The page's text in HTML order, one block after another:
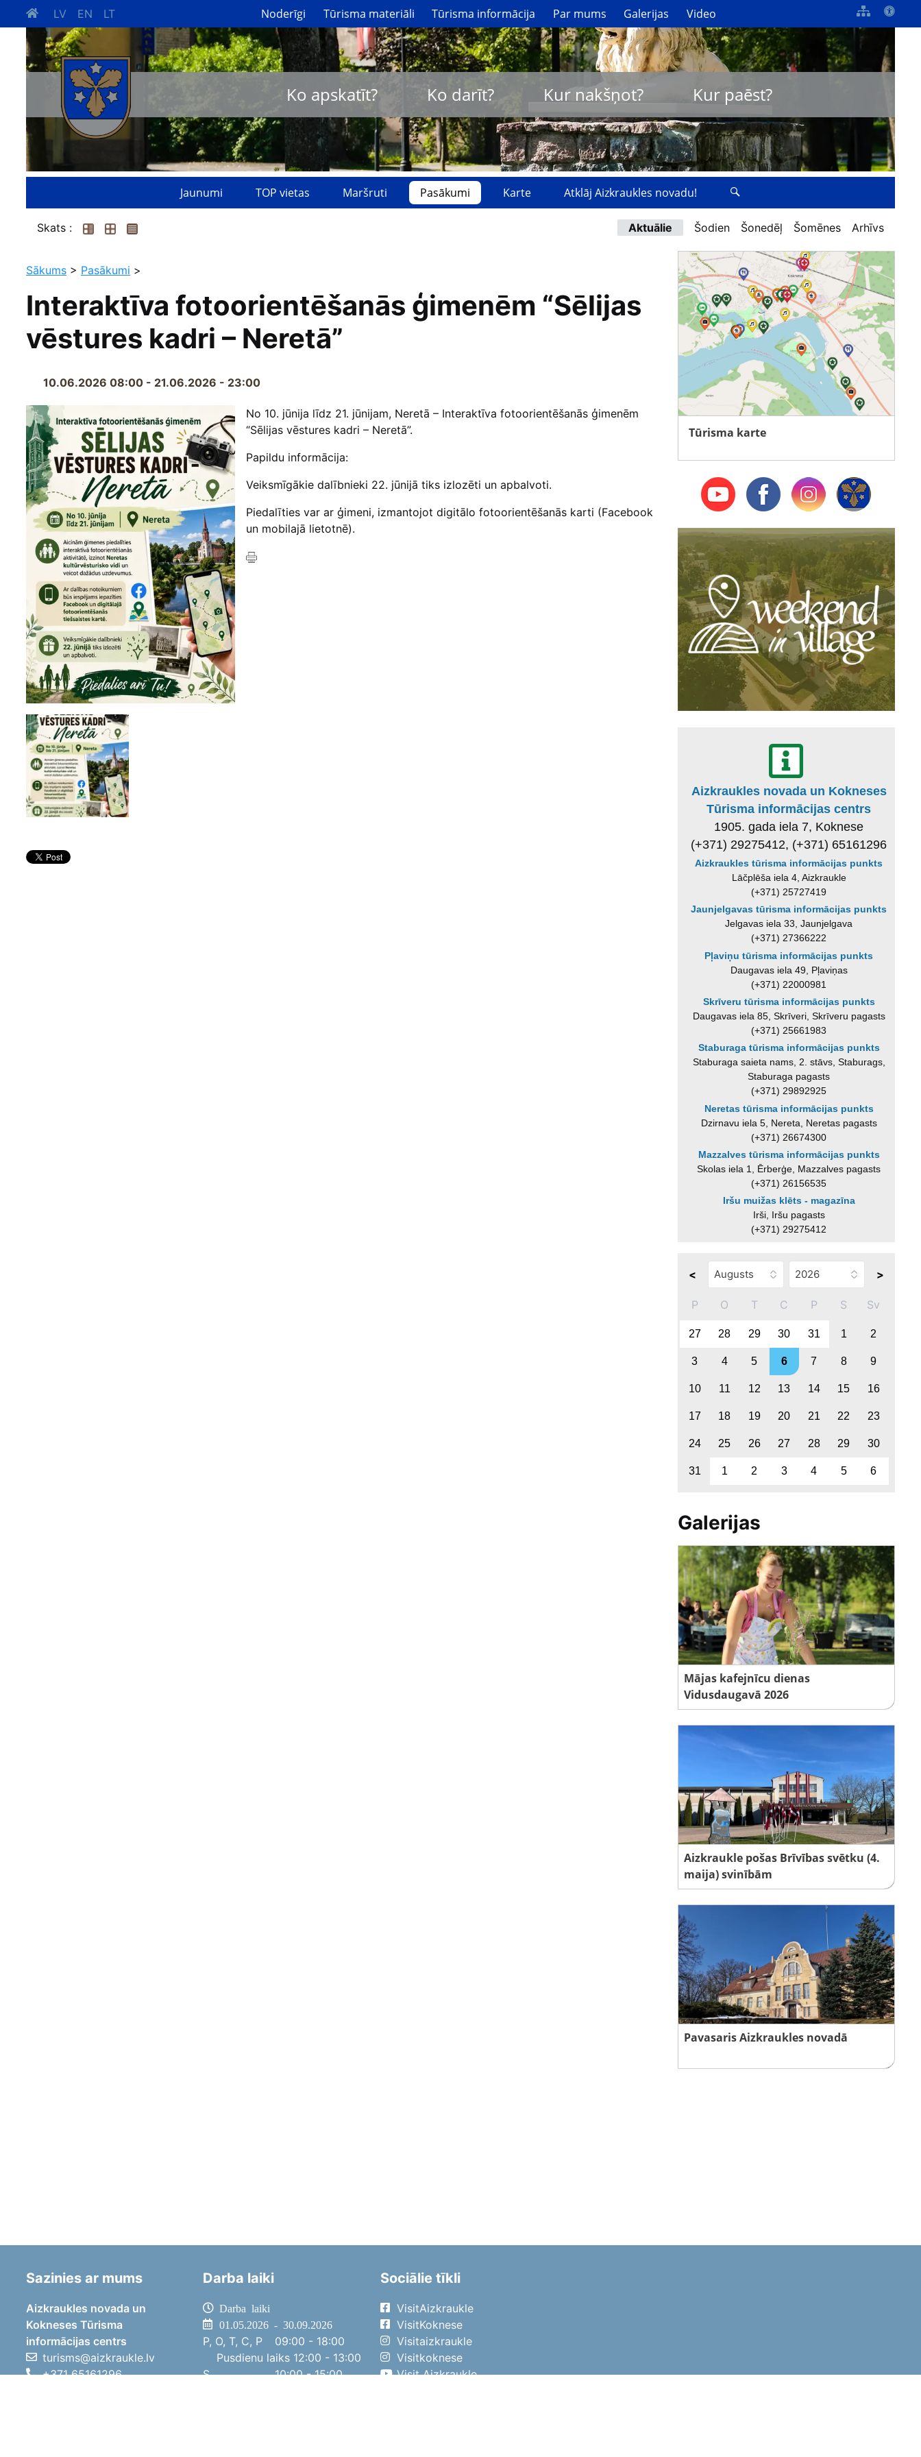
LV EN LT Noderīgi Tūrisma materiāli Tūrisma informācija Par mums Galerijas Video
Ko apskatīt? Ko darīt? Kur nakšņot? Kur paēst?
Jaunumi TOP vietas Maršruti Pasākumi Karte Atklāj Aizkraukles novadu!
Skats : Aktuālie Šodien Šonedēļ Šomēnes Arhīvs
Sākums > Pasākumi >
Interaktīva fotoorientēšanās ģimenēm “Sēlijas
vēstures kadri – Neretā”
10.06.2026 08:00 - 21.06.2026 - 23:00
No 10. jūnija līdz 21. jūnijam, Neretā – Interaktīva fotoorientēšanās ģimenēm
“Sēlijas vēstures kadri – Neretā”.
Papildu informācija:
Veiksmīgākie dalībnieki 22. jūnijā tiks izlozēti un apbalvoti.
Piedalīties var ar ģimeni, izmantojot digitālo fotoorientēšanās karti (Facebook
un mobilajā lietotnē).
Tūrisma karte
Aizkraukles novada un Kokneses
Tūrisma informācijas centrs
1905. gada iela 7, Koknese
(+371) 29275412, (+371) 65161296
Aizkraukles tūrisma informācijas punkts
Lāčplēša iela 4, Aizkraukle
(+371) 25727419
Jaunjelgavas tūrisma informācijas punkts
Jelgavas iela 33, Jaunjelgava
(+371) 27366222
Pļaviņu tūrisma informācijas punkts
Daugavas iela 49, Pļaviņas
(+371) 22000981
Skrīveru tūrisma informācijas punkts
Daugavas iela 85, Skrīveri, Skrīveru pagasts
(+371) 25661983
Staburaga tūrisma informācijas punkts
Staburaga saieta nams, 2. stāvs, Staburags,
Staburaga pagasts
(+371) 29892925
Neretas tūrisma informācijas punkts
Dzirnavu iela 5, Nereta, Neretas pagasts
(+371) 26674300
Mazzalves tūrisma informācijas punkts
Skolas iela 1, Ērberģe, Mazzalves pagasts
(+371) 26156535
Iršu muižas klēts - magazīna
Irši, Iršu pagasts
(+371) 29275412
< >
P O T C P S Sv
27 28 29 30 31 1 2
3 4 5 6 7 8 9
10 11 12 13 14 15 16
17 18 19 20 21 22 23
24 25 26 27 28 29 30
31 1 2 3 4 5 6
Galerijas
Mājas kafejnīcu dienas
Vidusdaugavā 2026
Aizkraukle pošas Brīvības svētku (4.
maija) svinībām
Pavasaris Aizkraukles novadā
Sazinies ar mums
Aizkraukles novada un
Kokneses Tūrisma
informācijas centrs
turisms@aizkraukle.lv
+371 65161296
Darba laiki
Darba laiki
01.05.2026 - 30.09.2026
P, O, T, C, P
09:00 - 18:00
Pusdienu laiks 12:00 - 13:00
S
10:00 - 15:00
Sociālie tīkli
VisitAizkraukle
VisitKoknese
Visitaizkraukle
Visitkoknese
Visit Aizkraukle